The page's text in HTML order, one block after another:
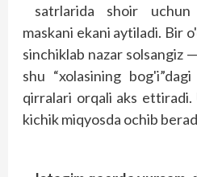
satrlarida shoir
maskani ekani aytiladi. Bir
sinchiklab nazar solsangiz
shu “xolasining
qirralari orqali aks
kichik miqyosda ochib